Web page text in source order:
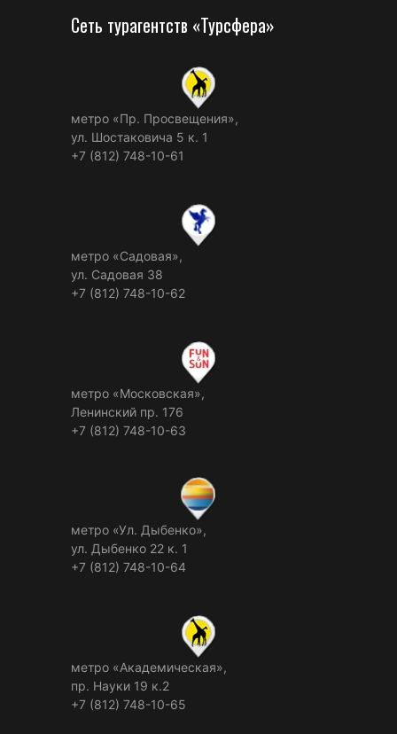
Сеть турагентств «Турсфера»
метро «Пр. Просвещения»,
ул. Шостаковича 5 к. 1
+7 (812) 748-10-61
метро «Садовая»,
ул. Садовая 38
+7 (812) 748-10-62
метро «Московская»,
Ленинский пр. 176
+7 (812) 748-10-63
метро «Ул. Дыбенко»,
ул. Дыбенко 22 к. 1
+7 (812) 748-10-64
метро «Академическая»,
пр. Науки 19 к.2
+7 (812) 748-10-65